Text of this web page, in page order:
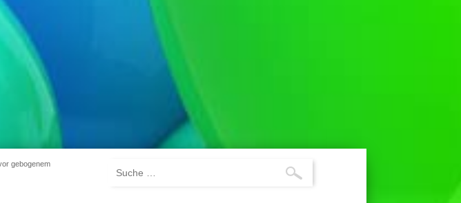
gebogenem